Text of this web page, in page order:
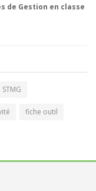
de Gestion en classe
STMG
fiche outil